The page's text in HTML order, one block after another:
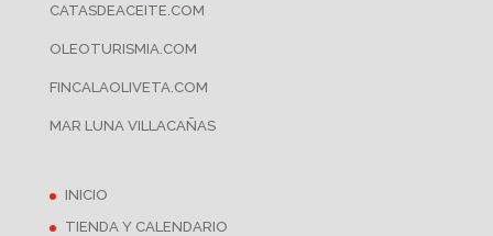
CATASDEACEITE.COM
OLEOTURISMIA.COM
FINCALAOLIVETA.COM
MAR LUNA VILLACAÑAS
INICIO
TIENDA Y CALENDARIO